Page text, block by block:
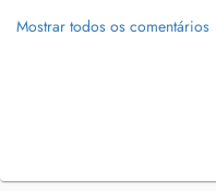
Mostrar todos os comentários